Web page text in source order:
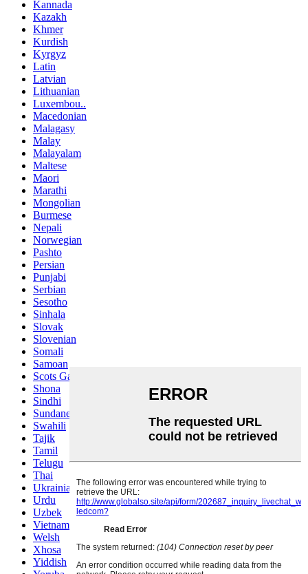
Kannada
Kazakh
Khmer
Kurdish
Kyrgyz
Latin
Latvian
Lithuanian
Luxembou..
Macedonian
Malagasy
Malay
Malayalam
Maltese
Maori
Marathi
Mongolian
Burmese
Nepali
Norwegian
Pashto
Persian
Punjabi
Serbian
Sesotho
Sinhala
Slovak
Slovenian
Somali
Samoan
Scots Gaelic
Shona
Sindhi
Sundanese
Swahili
Tajik
Tamil
Telugu
Thai
Ukrainian
Urdu
Uzbek
Vietnamese
Welsh
Xhosa
Yiddish